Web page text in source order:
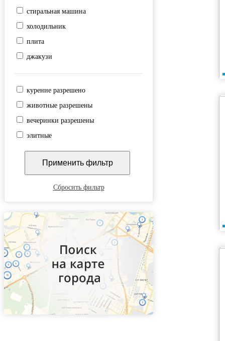
Технический музей
Центр
стиральная машина
холодильник
плита
джакузи
курение разрешено
животные разрешены
вечеринки разрешены
элитные
Сбросить фильтр